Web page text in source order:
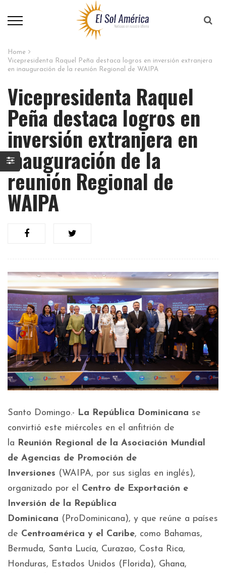
Home
Vicepresidenta Raquel Peña destaca logros en inversión extranjera
en inauguración de la reunión Regional de WAIPA
Vicepresidenta Raquel
Peña destaca logros en
inversión extranjera en
inauguración de la
reunión Regional de
WAIPA
Santo Domingo.- La República Dominicana se
convirtió este miércoles en el anfitrión de
la Reunión Regional de la Asociación Mundial
de Agencias de Promoción de
Inversiones (WAIPA, por sus siglas en inglés),
organizado por el Centro de Exportación e
Inversión de la República
Dominicana (ProDominicana), y que reúne a países
de Centroamérica y el Caribe, como Bahamas,
Bermuda, Santa Lucía, Curazao, Costa Rica,
Honduras, Estados Unidos (Florida), Ghana,